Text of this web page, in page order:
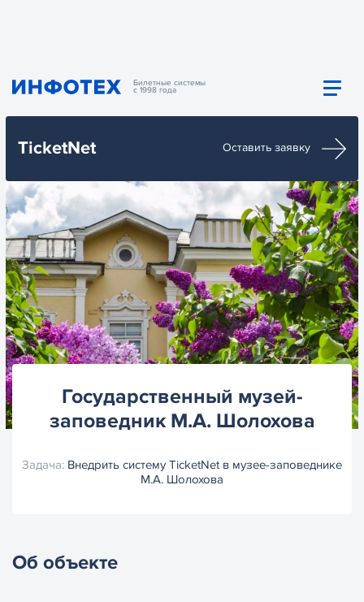
Билетные системы
с 1998 года
TicketNet Оставить заявку
Государственный музей-
заповедник М.А. Шолохова
Задача: Внедрить систему TicketNet в музее-заповеднике
М.А. Шолохова
Об объекте